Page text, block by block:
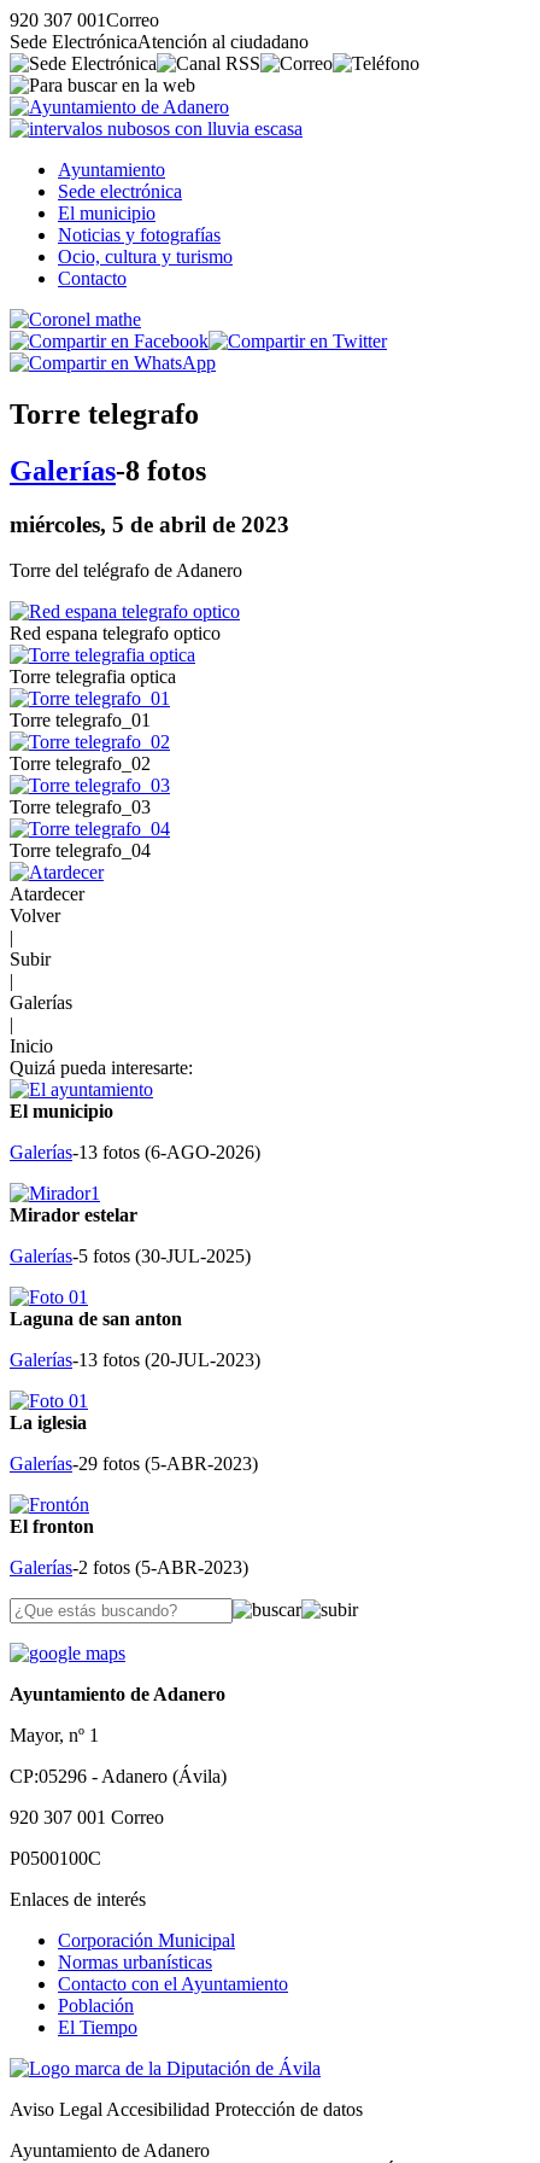
920 307 001Correo
Sede ElectrónicaAtención al ciudadano
Ayuntamiento
Sede electrónica
El municipio
Noticias y fotografías
Ocio, cultura y turismo
Contacto
Torre telegrafo
Galerías-8 fotos
miércoles, 5 de abril de 2023
Torre del telégrafo de Adanero
Red espana telegrafo optico
Torre telegrafia optica
Torre telegrafo_01
Torre telegrafo_02
Torre telegrafo_03
Torre telegrafo_04
Atardecer
Volver
|
Subir
|
Galerías
|
Inicio
Quizá pueda interesarte:
El municipio
Galerías-13 fotos (6-AGO-2026)
Mirador estelar
Galerías-5 fotos (30-JUL-2025)
Laguna de san anton
Galerías-13 fotos (20-JUL-2023)
La iglesia
Galerías-29 fotos (5-ABR-2023)
El fronton
Galerías-2 fotos (5-ABR-2023)
Ayuntamiento de Adanero
Mayor, nº 1
CP:05296 - Adanero (Ávila)
920 307 001 Correo
P0500100C
Enlaces de interés
Corporación Municipal
Normas urbanísticas
Contacto con el Ayuntamiento
Población
El Tiempo
Aviso LegalAccesibilidad Protección de datos
Ayuntamiento de Adanero